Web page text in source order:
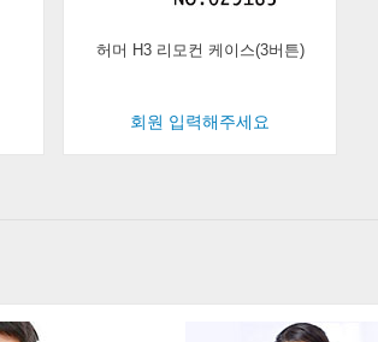
허머 H3 리모컨 케이스(3버튼)
회원 입력해주세요